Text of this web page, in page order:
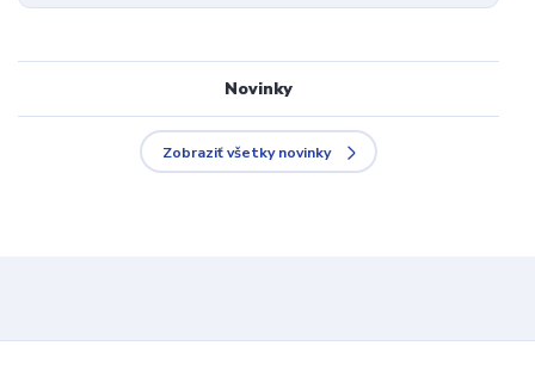
Novinky
Zobraziť všetky novinky